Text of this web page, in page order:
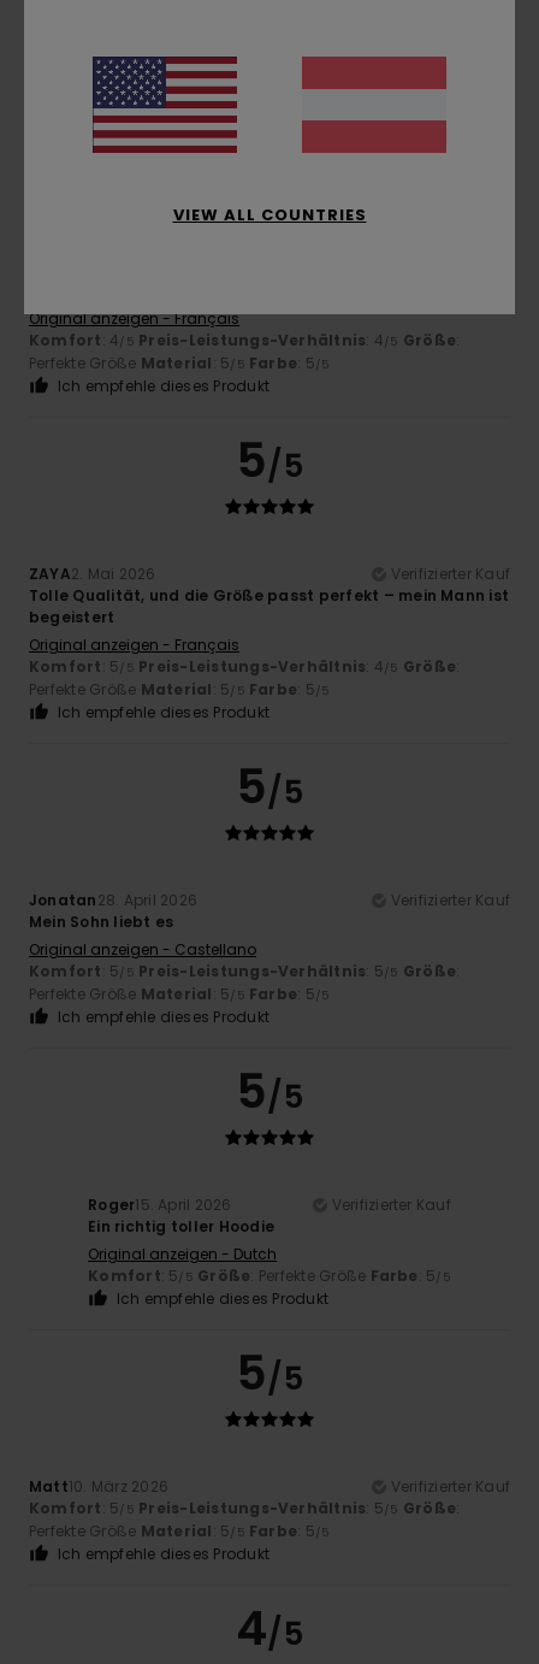
Perfekte GrößeMaterial: 5/5 : 5/5
Ich empfehle dieses Produkt
5 /5
Original anzeigen - Français
Komfort: 4/5 Preis-Leistungs-Verhältnis: 4/5 Größe:
Perfekte Größe Material: 5/5 Farbe: 5/5
Ich empfehle dieses Produkt
5/5
ZAYA2. Mai 2026
Verifizierter Kauf
Tolle Qualität, und die Größe passt perfekt – mein Mann ist
begeistert
Original anzeigen - Français
Komfort: 5/5 Preis-Leistungs-Verhältnis: 4/5 Größe:
Perfekte Größe Material: 5/5 Farbe: 5/5
Ich empfehle dieses Produkt
5/5
Jonatan28. April 2026
Verifizierter Kauf
Mein Sohn liebt es
Original anzeigen - Castellano
Komfort: 5/5 Preis-Leistungs-Verhältnis: 5/5 Größe:
Perfekte Größe Material: 5/5 Farbe: 5/5
Ich empfehle dieses Produkt
5/5
Roger15. April 2026
Verifizierter Kauf
Ein richtig toller Hoodie
Original anzeigen - Dutch
Komfort: 5/5 Größe: Perfekte Größe Farbe: 5/5
Ich empfehle dieses Produkt
5/5
Matt10. März 2026
Verifizierter Kauf
Komfort: 5/5 Preis-Leistungs-Verhältnis: 5/5 Größe:
Perfekte Größe Material: 5/5 Farbe: 5/5
Ich empfehle dieses Produkt
4/5
VIEW ALL COUNTRIES